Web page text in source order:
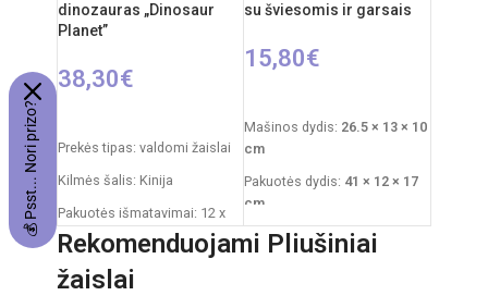
dinozauras „Dinosaur
Planet”
38,30€
Prekės tipas: valdomi žaislai
Kilmės šalis: Kinija
Pakuotės išmatavimai: 12 x
51 x 30,5 cm
Dinozauro išmatavimai: 29,5x
x 52 cm
su šviesomis ir garsais
15,80€
Mašinos dydis: 26.5 × 13 × 10
cm
Pakuotės dydis: 41 × 12 × 17
cm
Rekomenduojamas amžius:
nuo 3 metų
Rekomenduojami Pliušiniai
žaislai
💰 Psst... Nori prizo?